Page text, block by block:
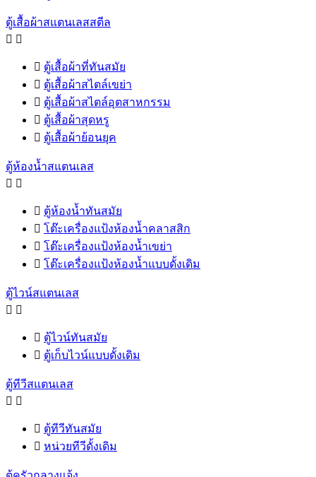
ตู้เสื้อผ้าสแตนเลสสตีล
 
 ตู้เสื้อผ้าที่ทันสมัย
 ตู้เสื้อผ้าสไตล์เขย่า
 ตู้เสื้อผ้าสไตล์อุตสาหกรรม
 ตู้เสื้อผ้าสุดหรู
 ตู้เสื้อผ้าย้อนยุค
ตู้ห้องน้ำสแตนเลส
 
 ตู้ห้องน้ำทันสมัย
 โต๊ะเครื่องแป้งห้องน้ำคลาสสิก
 โต๊ะเครื่องแป้งห้องน้ำเขย่า
 โต๊ะเครื่องแป้งห้องน้ำแบบดั้งเดิม
ตู้ไวน์สแตนเลส
 
 ตู้ไวน์ทันสมัย
 ตู้เก็บไวน์แบบดั้งเดิม
ตู้ทีวีสแตนเลส
 
 ตู้ทีวีทันสมัย
 หน่วยทีวีดั้งเดิม